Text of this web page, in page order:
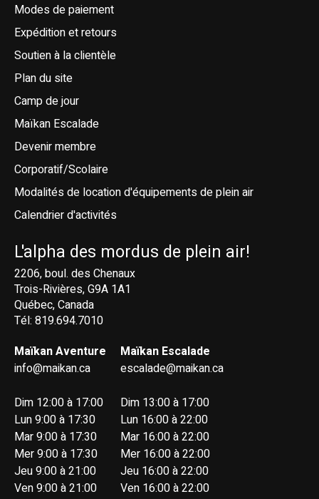
Modes de paiement
Expédition et retours
Soutien à la clientèle
Plan du site
Camp de jour
Maïkan Escalade
Devenir membre
Corporatif/Scolaire
Modalités de location d'équipements de plein air
Calendrier d'activités
L'alpha des mordus de plein air!
2206, boul. des Chenaux
Trois-Rivières, G9A 1A1
Québec, Canada
Tél: 819.694.7010
Maïkan Aventure
info@maikan.ca
Dim 12:00 à 17:00
Lun 9:00 à 17:30
Mar 9:00 à 17:30
Mer 9:00 à 17:30
Jeu 9:00 à 21:00
Ven 9:00 à 21:00
Maïkan Escalade
escalade@maikan.ca
Dim 13:00 à 17:00
Lun 16:00 à 22:00
Mar 16:00 à 22:00
Mer 16:00 à 22:00
Jeu 16:00 à 22:00
Ven 16:00 à 22:00